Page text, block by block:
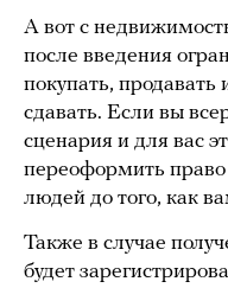
А вот с
после введения
покупать,
сдавать. Если вы
сценария и для вас
переоформить право
людей до того, как
Также в случае
будет